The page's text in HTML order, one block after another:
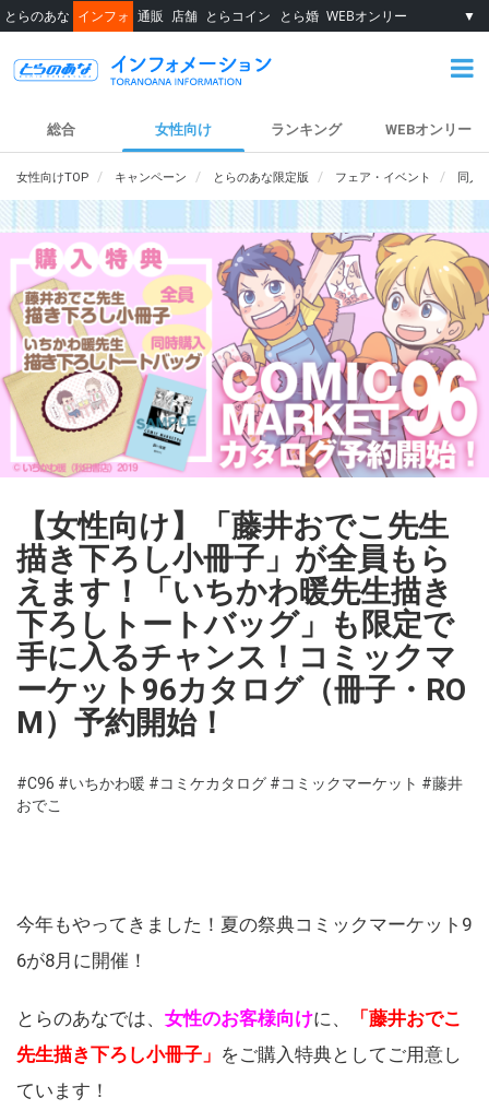
とらのあな インフォ 通販 店舗 とらコイン とら婚 WEBオンリー ▼
総合 女性向け ランキング WEBオンリー
女性向けTOP キャンペーン とらのあな限定版 フェア・イベント 同人
【女性向け】「藤井おでこ先生
描き下ろし小冊子」が全員もら
えます！「いちかわ暖先生描き
下ろしトートバッグ」も限定で
手に入るチャンス！コミックマ
ーケット96カタログ（冊子・RO
M）予約開始！
#C96 #いちかわ暖 #コミケカタログ #コミックマーケット #藤井
おでこ
今年もやってきました！夏の祭典コミックマーケット9
6が8月に開催！
とらのあなでは、 女性のお客様向けに、
「藤井おでこ
先生描き下ろし小冊子」 をご購入特典としてご用意し
ています！